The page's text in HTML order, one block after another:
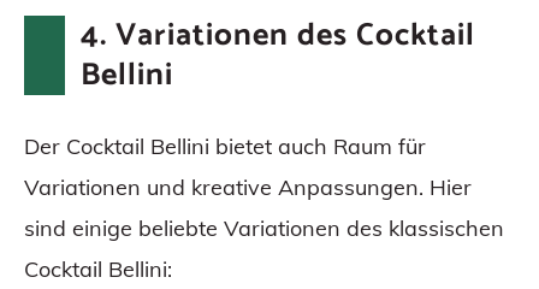
4. Variationen des Cocktail
Bellini
Der Cocktail Bellini bietet auch Raum für
Variationen und kreative Anpassungen. Hier
sind einige beliebte Variationen des klassischen
Cocktail Bellini: